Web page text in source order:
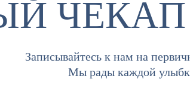
Записывайтесь к нам на
Мы рады каждой